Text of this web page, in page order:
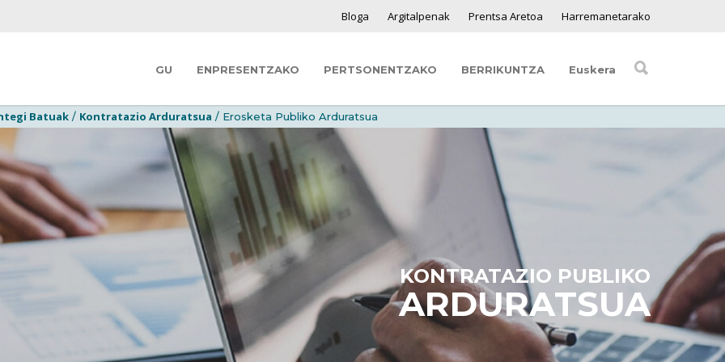
Bloga Argitalpenak Prentsa Aretoa Harremanetarako
GU ENPRESENTZAKO PERTSONENTZAKO BERRIKUNTZA Euskera
Batuak / Kontratazio Arduratsua / Erosketa Publiko Arduratsua
KONTRATAZIO PUBLIKO
ARDURATSUA